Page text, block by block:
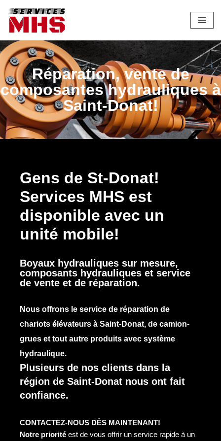
Aller
contenu
Réparation, vente de
composantes hydrauliques à
Saint-Donat!
Gens de St-Donat!
Services MHS est
disponible avec un
unité mobile!
Boyaux hydrauliques sur mesure,
composants hydrauliques et service
de vente et de réparation.
Nous offrons le service de réparation de
chariots élévateurs à Saint-Donat, de camion-
grues et tout autre produits avec système
hydraulique.
Plusieurs de nos clients dans la
région de Saint-Donat nous ont fait
confiance.
CONTACTEZ-NOUS DÈS MAINTENANT!
Notre priorité est de vous offrir un service rapide à un